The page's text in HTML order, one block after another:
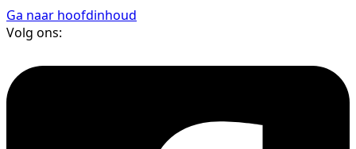
Ga naar hoofdinhoud
Volg ons: